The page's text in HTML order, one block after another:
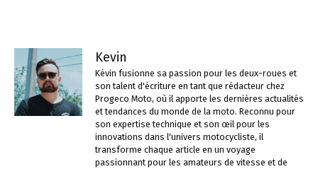
Kevin
Kévin fusionne sa passion pour les deux-roues et
son talent d'écriture en tant que rédacteur chez
Progeco Moto, où il apporte les dernières actualités
et tendances du monde de la moto. Reconnu pour
son expertise technique et son œil pour les
innovations dans l'univers motocycliste, il
transforme chaque article en un voyage
passionnant pour les amateurs de vitesse et de